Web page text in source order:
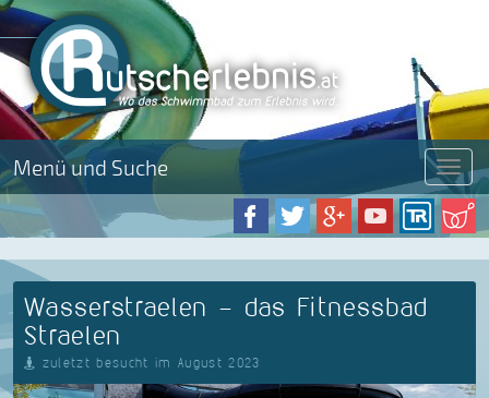
Menü und Suche Menü
Wasserstraelen - das Fitnessbad
Straelen
zuletzt besucht im August 2023